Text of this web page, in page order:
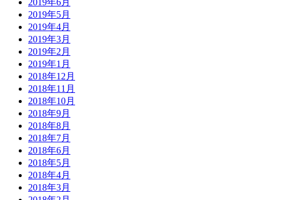
2019年6月
2019年5月
2019年4月
2019年3月
2019年2月
2019年1月
2018年12月
2018年11月
2018年10月
2018年9月
2018年8月
2018年7月
2018年6月
2018年5月
2018年4月
2018年3月